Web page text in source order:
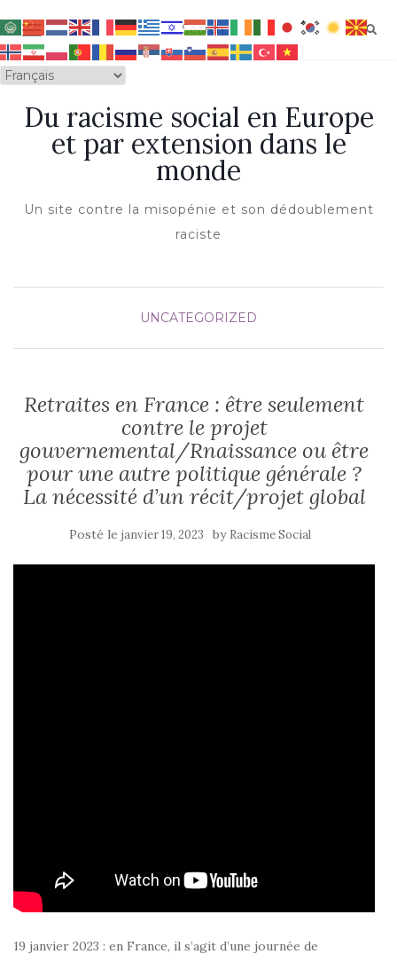
OUVRIR/FERMER LA NAVIGATION
Du racisme social en Europe
et par extension dans le
monde
Un site contre la misopénie et son dédoublement
raciste
UNCATEGORIZED
Retraites en France : être seulement
contre le projet
gouvernemental/Rnaissance ou être
pour une autre politique générale ?
La nécessité d’un récit/projet global
Posté le janvier 19, 2023 by Racisme Social
19 janvier 2023 : en France, il s’agit d’une journée de